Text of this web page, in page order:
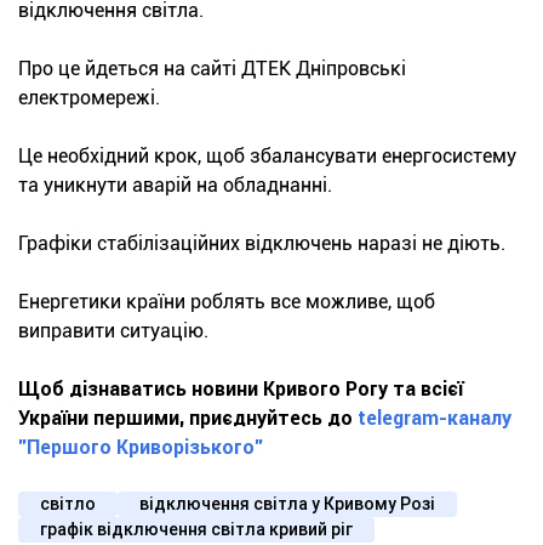
відключення світла.
Про це йдеться на сайті ДТЕК Дніпровські
електромережі.
Це необхідний крок, щоб збалансувати енергосистему
та уникнути аварій на обладнанні.
Графіки стабілізаційних відключень наразі не діють.
Енергетики країни роблять все можливе, щоб
виправити ситуацію.
Щоб дізнаватись новини Кривого Рогу та всієї
України першими, приєднуйтесь до telegram-каналу
"Першого Криворізького"
світло
відключення світла у Кривому Розі
графік відключення світла кривий ріг